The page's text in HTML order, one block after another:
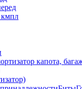
кмпл
капота,